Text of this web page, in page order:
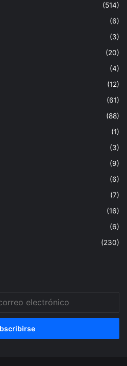
(514)
(6)
(3)
(20)
(4)
(12)
(61)
(88)
(1)
(3)
(9)
(6)
(7)
(16)
(6)
(230)